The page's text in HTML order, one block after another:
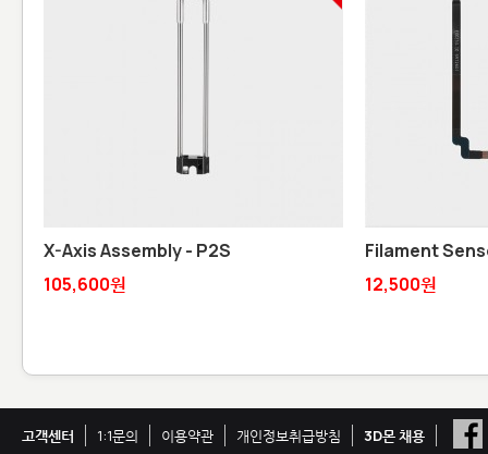
X-Axis Assembly - P2S
105,600원
Filament
12,500원
고객센터 1:1문의 이용약관 개인정보취급방침 3D몬 채용